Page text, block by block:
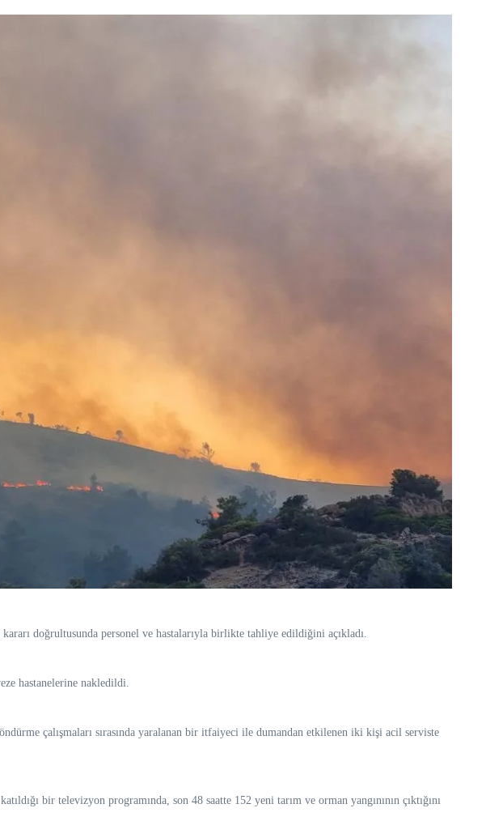
doğrultusunda personel ve hastalarıyla birlikte tahliye edildiğini açıkladı.
hastanelerine nakledildi.
çalışmaları sırasında yaralanan bir itfaiyeci ile dumandan etkilenen iki kişi acil serviste
bir televizyon programında, son 48 saatte 152 yeni tarım ve orman yangınının çıktığını